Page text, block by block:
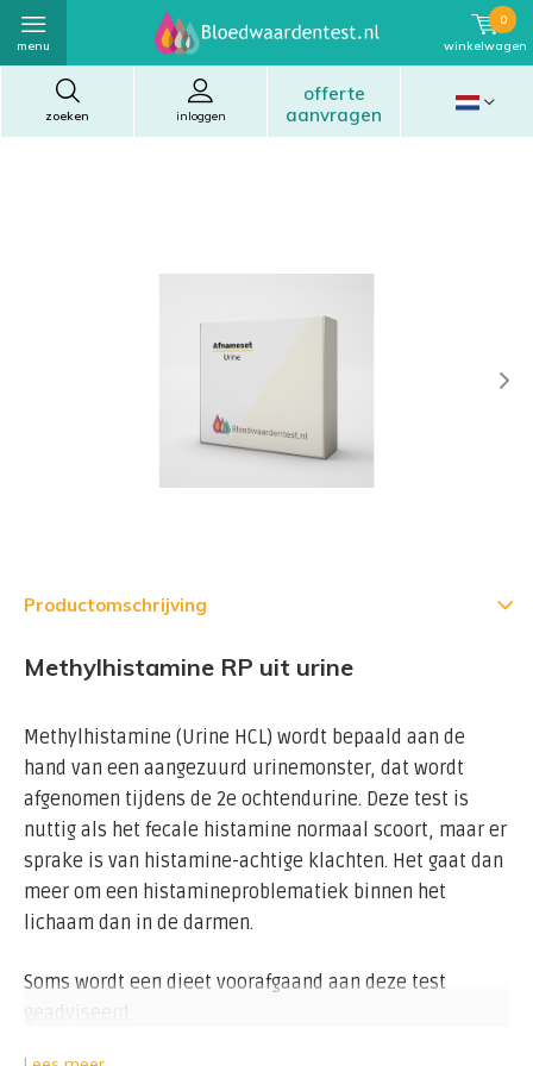
zoeken
offerte
aanvragen
inloggen
menu winkelwagen
0
Productomschrijving
Methylhistamine RP uit urine
Methylhistamine (Urine HCL) wordt bepaald aan de
hand van een aangezuurd urinemonster, dat wordt
afgenomen tijdens de 2e ochtendurine. Deze test is
nuttig als het fecale histamine normaal scoort, maar er
sprake is van histamine-achtige klachten. Het gaat dan
meer om een histamineproblematiek binnen het
lichaam dan in de darmen.
Soms wordt een dieet voorafgaand aan deze test